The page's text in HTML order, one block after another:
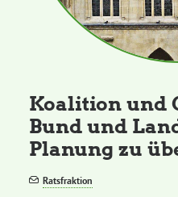
Koalition und
Bund und
Planung zu
Ratsfraktion